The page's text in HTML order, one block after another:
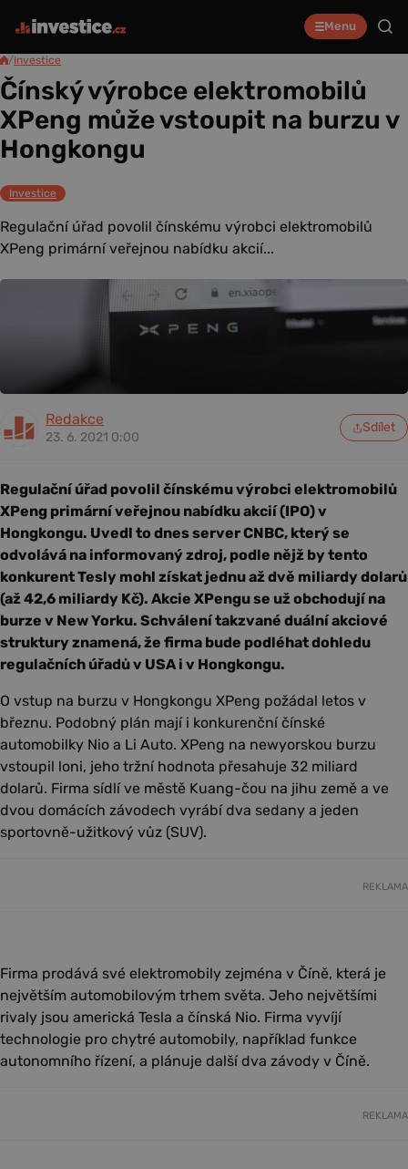
Menu
/Investice
Čínský výrobce elektromobilů
XPeng může vstoupit na burzu v
Hongkongu
Investice
Regulační úřad povolil čínskému výrobci elektromobilů
XPeng primární veřejnou nabídku akcií...
Redakce
23. 6. 2021 0:00
Sdílet
Regulační úřad povolil čínskému výrobci elektromobilů
XPeng primární veřejnou nabídku akcií (IPO) v
Hongkongu. Uvedl to dnes server CNBC, který se
odvolává na informovaný zdroj, podle nějž by tento
konkurent Tesly mohl získat jednu až dvě miliardy dolarů
(až 42,6 miliardy Kč). Akcie XPengu se už obchodují na
burze v New Yorku. Schválení takzvané duální akciové
struktury znamená, že firma bude podléhat dohledu
regulačních úřadů v USA i v Hongkongu.
O vstup na burzu v Hongkongu XPeng požádal letos v
březnu. Podobný plán mají i konkurenční čínské
automobilky Nio a Li Auto. XPeng na newyorskou burzu
vstoupil loni, jeho tržní hodnota přesahuje 32 miliard
dolarů. Firma sídlí ve městě Kuang-čou na jihu země a ve
dvou domácích závodech vyrábí dva sedany a jeden
sportovně-užitkový vůz (SUV).
REKLAMA
Firma prodává své elektromobily zejména v Číně, která je
největším automobilovým trhem světa. Jeho největšími
rivaly jsou americká Tesla a čínská Nio. Firma vyvíjí
technologie pro chytré automobily, například funkce
autonomního řízení, a plánuje další dva závody v Číně.
REKLAMA